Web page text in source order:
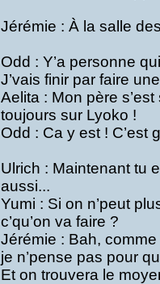
Jérémie : À la salle
Odd : Y’a personne
J’vais finir par faire
Aelita : Mon père
toujours sur Lyoko !
Odd : Ca y est ! C’est
Ulrich : Maintenant tu
aussi...
Yumi : Si on n’peut
c’qu’on va faire ?
Jérémie : Bah,
je n’pense pas pour
Et on trouvera le